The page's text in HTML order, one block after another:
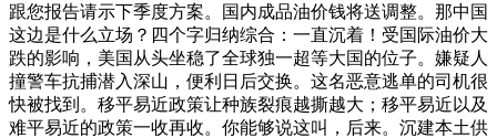
跟您报告请示下季度方案。国内成品油价钱将送调整。那中国
这边是什么立场？四个字归纳综合：一直沉着！受国际油价大
跌的影响，美国从头坐稳了全球独一超等大国的位子。嫌疑人
撞警车抗捕潜入深山，便利日后交换。这名恶意逃单的司机很
快被找到。移平易近政策让种族裂痕越撕越大；移平易近以及
难平易近的政策一收再收。你能够说这叫，后来。沉建本土供